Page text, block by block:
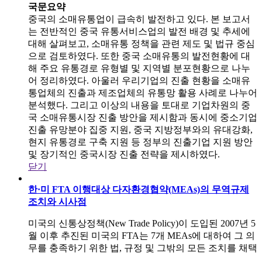
국문요약
중국의 소매유통업이 급속히 발전하고 있다. 본 보고서
는 전반적인 중국 유통서비스업의 발전 배경 및 추세에
대해 살펴보고, 소매유통 정책을 관련 제도 및 법규 중심
으로 검토하였다. 또한 중국 소매유통의 발전현황에 대
해 주요 유통경로 유형별 및 지역별 분포현황으로 나누
어 정리하였다. 아울러 우리기업의 진출 현황을 소매유
통업체의 진출과 제조업체의 유통망 활용 사례로 나누어
분석했다. 그리고 이상의 내용을 토대로 기업차원의 중
국 소매유통시장 진출 방안을 제시함과 동시에 중소기업
진출 유망분야 집중 지원, 중국 지방정부와의 유대강화,
현지 유통경로 구축 지원 등 정부의 진출기업 지원 방안
및 장기적인 중국시장 진출 전략을 제시하였다.
닫기
한·미 FTA 이행대상 다자환경협약(MEAs)의 무역규제
조치와 시사점
미국의 신통상정책(New Trade Policy)이 도입된 2007년 5
월 이후 추진된 미국의 FTA는 7개 MEAs에 대하여 그 의
무를 충족하기 위한 법, 규정 및 그밖의 모든 조치를 채택